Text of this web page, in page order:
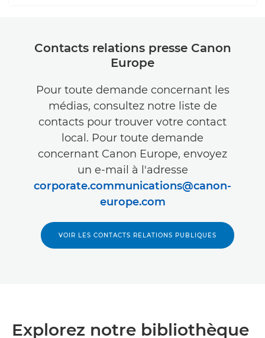
Contacts relations presse Canon
Europe
Pour toute demande concernant les
médias, consultez notre liste de
contacts pour trouver votre contact
local. Pour toute demande
concernant Canon Europe, envoyez
un e-mail à l'adresse
corporate.communications@canon-
europe.com
VOIR LES CONTACTS RELATIONS PUBLIQUES
Explorez notre bibliothèque